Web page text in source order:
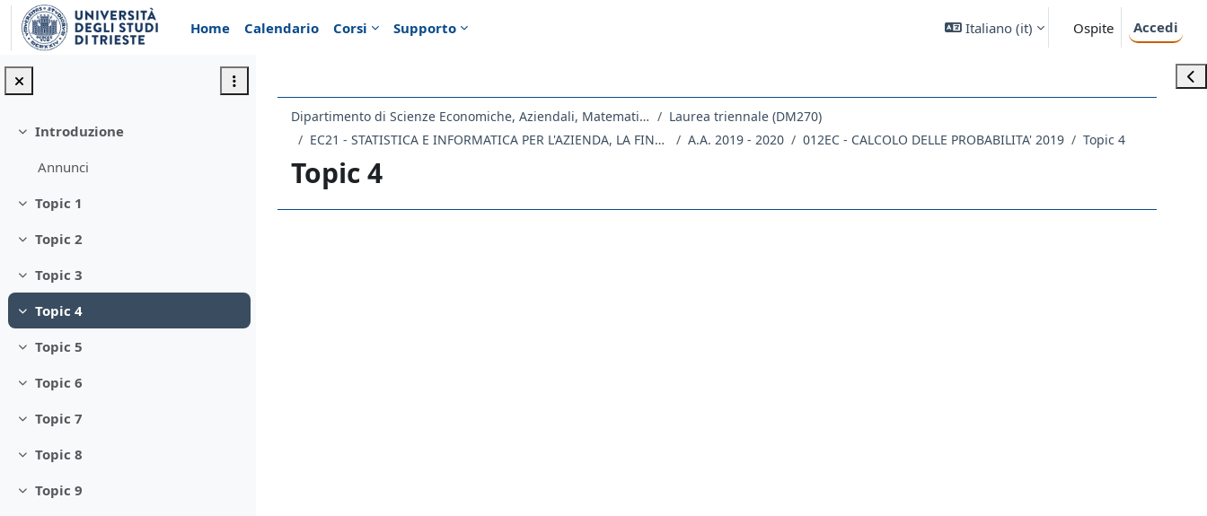
Vai al contenuto principale
Home
Calendario Corsi Supporto Italiano ‎(it)‎ Ospite Accedi
Minimizza
Introduzione
Annunci
Minimizza
Topic 1
Minimizza
Topic 2
Minimizza
Topic 3
Minimizza
Topic 4
Minimizza
Topic 5
Minimizza
Topic 6
Minimizza
Topic 7
Minimizza
Topic 8
Minimizza
Topic 9
Dipartimento di Scienze Economiche, Aziendali, Matematiche e Statistiche
Laurea triennale (DM270)
EC21 - STATISTICA E INFORMATICA PER L'AZIENDA, LA FINANZA E L'ASSICURAZIONE
A.A. 2019 - 2020 012EC - CALCOLO DELLE PROBABILITA' 2019 Topic 4
Topic 4